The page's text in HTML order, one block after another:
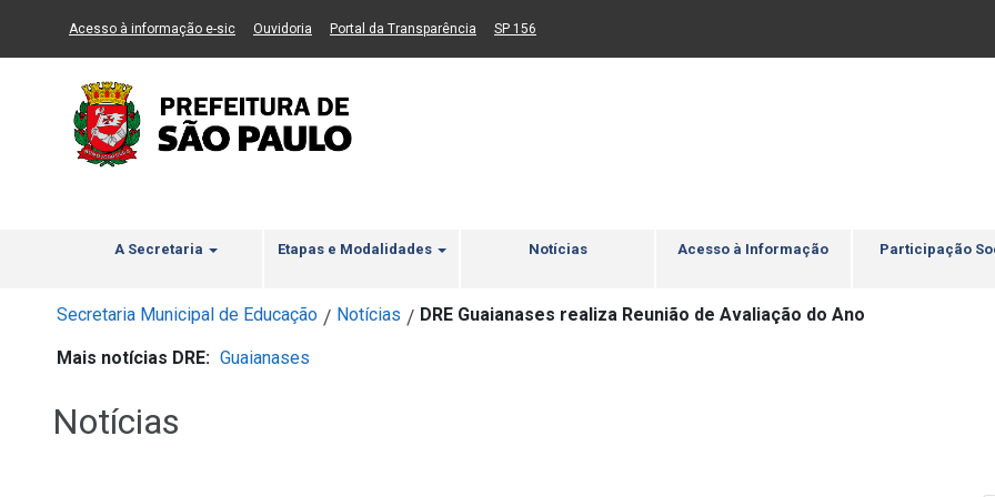
Ir ao Conteúdo Ir para menu principal 2 Ir para busca Ir para rodapé
Acesso à informação e-sic(Link para um novo sítio)
Ouvidoria (Link para um novo sítio)
Portal da Transparência (Link para um novo sítio)
SP 156
A Secretaria Etapas e Modalidades Notícias Acesso à Informação Participação
Secretaria Municipal de Educação / Notícias / DRE Guaianases realiza Reunião de Avaliação do Ano
Mais notícias DRE: Guaianases
Notícias